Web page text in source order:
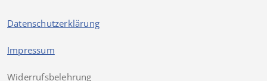
Datenschutzerklärung
Impressum
Widerrufsbelehrung